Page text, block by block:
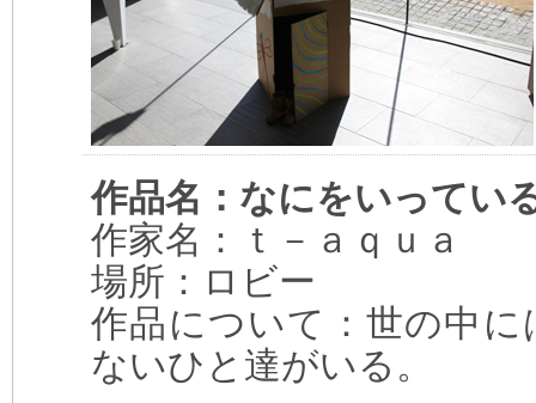
作品名：なにをいってい
作家名：ｔ－ａｑｕａ
場所：ロビー
作品について：世の中
ないひと達がいる。